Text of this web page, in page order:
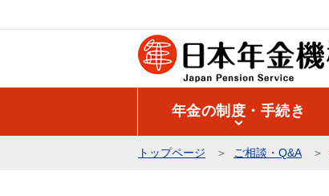
の
年金の制度・手続き
トップページ ご相談・Q&A